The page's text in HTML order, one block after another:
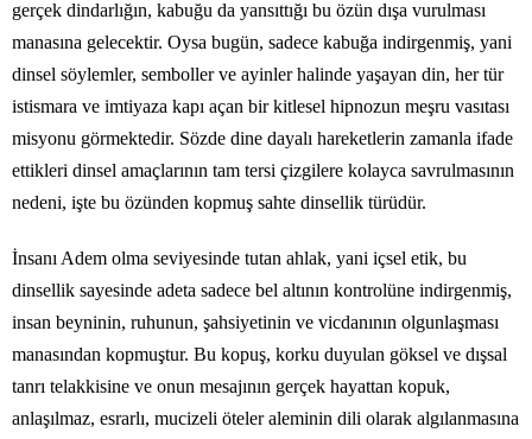
gerçek dindarlığın, kabuğu da yansıttığı bu özün dışa vurulması
manasına gelecektir. Oysa bugün, sadece kabuğa indirgenmiş, yani
dinsel söylemler, semboller ve ayinler halinde yaşayan din, her tür
istismara ve imtiyaza kapı açan bir kitlesel hipnozun meşru vasıtası
misyonu görmektedir. Sözde dine dayalı hareketlerin zamanla ifade
ettikleri dinsel amaçlarının tam tersi çizgilere kolayca savrulmasının
nedeni, işte bu özünden kopmuş sahte dinsellik türüdür.
İnsanı Adem olma seviyesinde tutan ahlak, yani içsel etik, bu
dinsellik sayesinde adeta sadece bel altının kontrolüne indirgenmiş,
insan beyninin, ruhunun, şahsiyetinin ve vicdanının olgunlaşması
manasından kopmuştur. Bu kopuş, korku duyulan göksel ve dışsal
tanrı telakkisine ve onun mesajının gerçek hayattan kopuk,
anlaşılmaz, esrarlı, mucizeli öteler aleminin dili olarak algılanmasına